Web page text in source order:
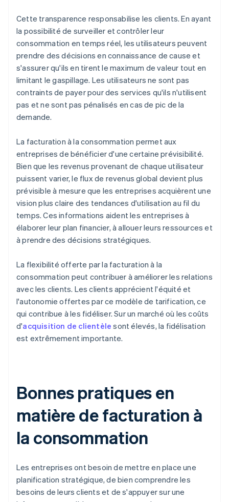
Cette transparence responsabilise les clients. En ayant
la possibilité de surveiller et contrôler leur
consommation en temps réel, les utilisateurs peuvent
prendre des décisions en connaissance de cause et
s'assurer qu'ils en tirent le maximum de valeur tout en
limitant le gaspillage. Les utilisateurs ne sont pas
contraints de payer pour des services qu'ils n'utilisent
pas et ne sont pas pénalisés en cas de pic de la
demande.
La facturation à la consommation permet aux
entreprises de bénéficier d'une certaine prévisibilité.
Bien que les revenus provenant de chaque utilisateur
puissent varier, le flux de revenus global devient plus
prévisible à mesure que les entreprises acquièrent une
vision plus claire des tendances d'utilisation au fil du
temps. Ces informations aident les entreprises à
élaborer leur plan financier, à allouer leurs ressources et
à prendre des décisions stratégiques.
La flexibilité offerte par la facturation à la
consommation peut contribuer à améliorer les relations
avec les clients. Les clients apprécient l'équité et
l'autonomie offertes par ce modèle de tarification, ce
qui contribue à les fidéliser. Sur un marché où les coûts
d'acquisition de clientèle sont élevés, la fidélisation
est extrêmement importante.
Bonnes pratiques en
matière de facturation à
la consommation
Les entreprises ont besoin de mettre en place une
planification stratégique, de bien comprendre les
besoins de leurs clients et de s'appuyer sur une